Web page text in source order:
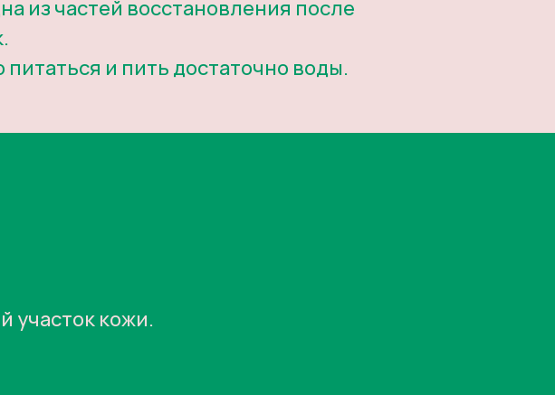
из частей восстановления после
и пить достаточно воды.
участок кожи.